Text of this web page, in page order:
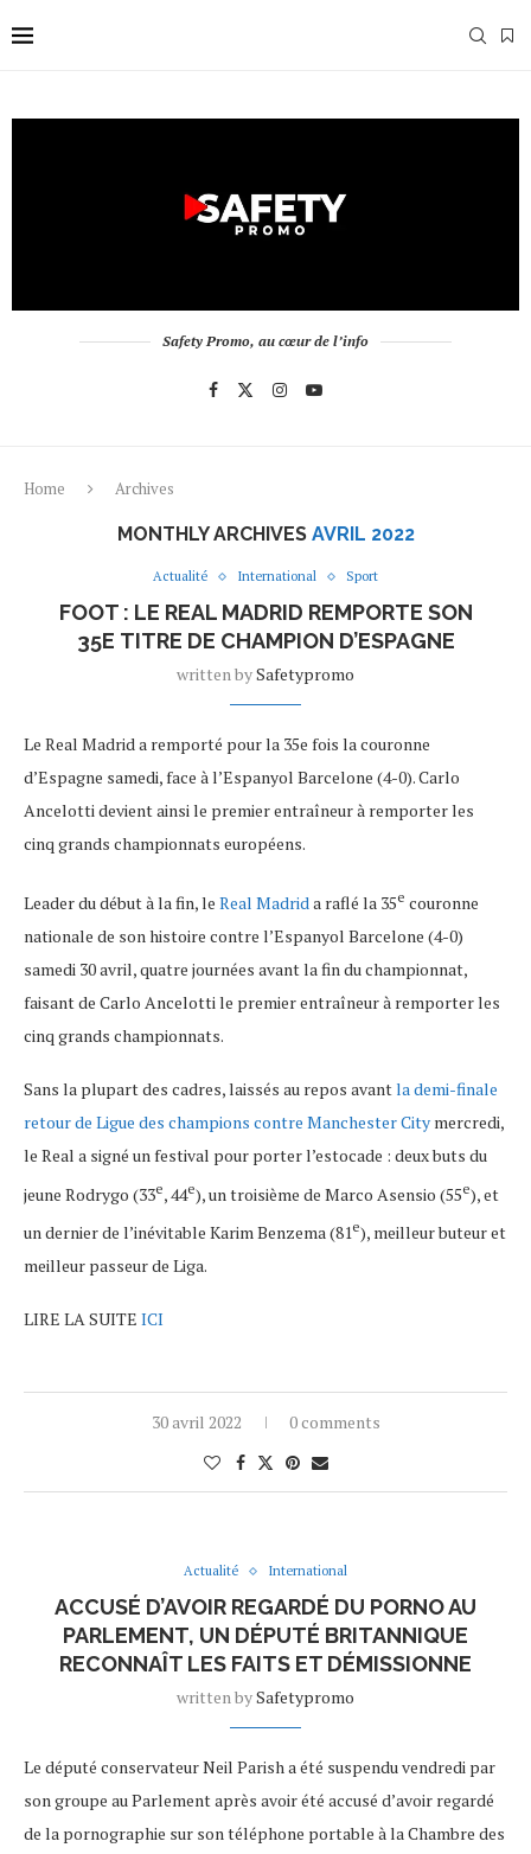
Safety Promo, au cœur de l’info
Home Archives
MONTHLY ARCHIVES AVRIL 2022
Actualité International Sport
FOOT : LE REAL MADRID REMPORTE SON
35E TITRE DE CHAMPION D’ESPAGNE
written bySafetypromo
Le Real Madrid a remporté pour la 35e fois la couronne
d’Espagne samedi, face à l’Espanyol Barcelone (4-0). Carlo
Ancelotti devient ainsi le premier entraîneur à remporter les
cinq grands championnats européens.
Leader du début à la fin, le Real Madrid a raflé la 35e couronne
nationale de son histoire contre l’Espanyol Barcelone (4-0)
samedi 30 avril, quatre journées avant la fin du championnat,
faisant de Carlo Ancelotti le premier entraîneur à remporter les
cinq grands championnats.
Sans la plupart des cadres, laissés au repos avantla demi-finale
retour de Ligue des champions contre Manchester City mercredi,
le Real a signé un festival pour porter l’estocade : deux buts du
jeune Rodrygo (33e, 44e), un troisième de Marco Asensio (55e), et
un dernier de l’inévitable Karim Benzema (81e), meilleur buteur et
meilleur passeur de Liga.
LIRE LA SUITE ICI
30 avril 2022 0 comments
Actualité International
ACCUSÉ D’AVOIR REGARDÉ DU PORNO AU
PARLEMENT, UN DÉPUTÉ BRITANNIQUE
RECONNAÎT LES FAITS ET DÉMISSIONNE
written bySafetypromo
Le député conservateur Neil Parish a été suspendu vendredi par
son groupe au Parlement après avoir été accusé d’avoir regardé
de la pornographie sur son téléphone portable à la Chambre des